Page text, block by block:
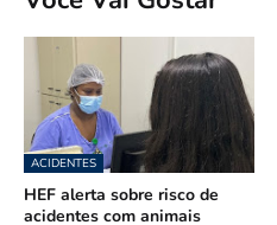
ACIDENTES
HEF alerta sobre risco de
acidentes com animais